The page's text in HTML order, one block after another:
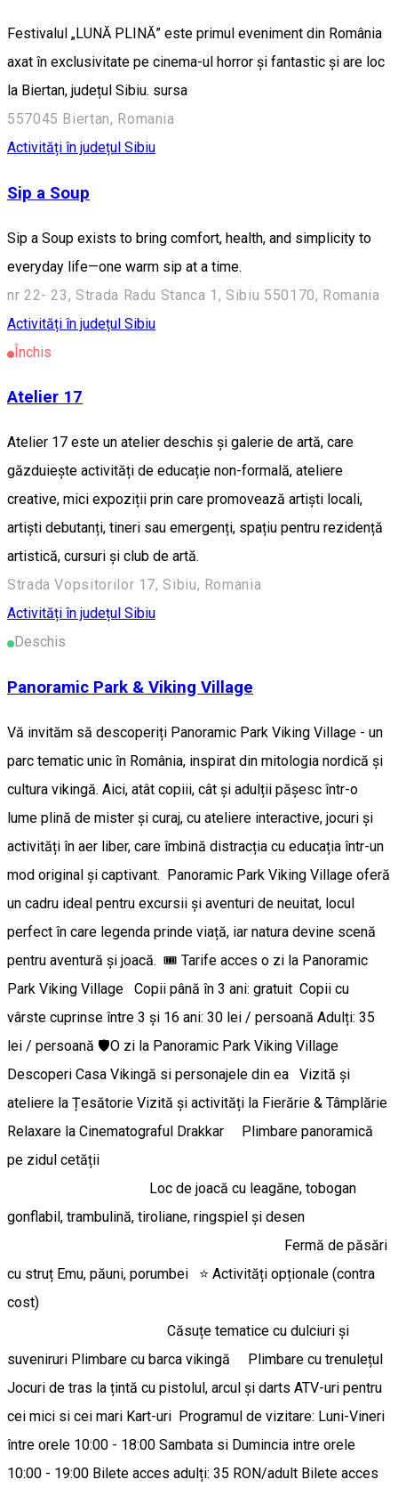
Festivalul „LUNĂ PLINĂ” este primul eveniment din România
axat în exclusivitate pe cinema-ul horror și fantastic și are loc
la Biertan, județul Sibiu. sursa
557045 Biertan, Romania
Activități în județul Sibiu
Sip a Soup
Sip a Soup exists to bring comfort, health, and simplicity to
everyday life—one warm sip at a time.
nr 22- 23, Strada Radu Stanca 1, Sibiu 550170, Romania
Activități în județul Sibiu
Închis
Atelier 17
Atelier 17 este un atelier deschis și galerie de artă, care
găzduiește activități de educație non-formală, ateliere
creative, mici expoziții prin care promovează artiști locali,
artiști debutanți, tineri sau emergenți, spațiu pentru rezidență
artistică, cursuri și club de artă.
Strada Vopsitorilor 17, Sibiu, Romania
Activități în județul Sibiu
Deschis
Panoramic Park & Viking Village
Vă invităm să descoperiți Panoramic Park Viking Village - un
parc tematic unic în România, inspirat din mitologia nordică și
cultura vikingă. Aici, atât copiii, cât și adulții pășesc într-o
lume plină de mister și curaj, cu ateliere interactive, jocuri și
activități în aer liber, care îmbină distracția cu educația într-un
mod original și captivant. Panoramic Park Viking Village oferă
un cadru ideal pentru excursii și aventuri de neuitat, locul
perfect în care legenda prinde viață, iar natura devine scenă
pentru aventură și joacă. 🎟️ Tarife acces o zi la Panoramic
Park Viking Village Copii până în 3 ani: gratuit Copii cu
vârste cuprinse între 3 și 16 ani: 30 lei / persoană Adulți: 35
lei / persoană 🛡️O zi la Panoramic Park Viking Village
Descoperi Casa Vikingă si personajele din ea Vizită și
ateliere la Țesătorie Vizită și activități la Fierărie & Tâmplărie
Relaxare la Cinematograful Drakkar Plimbare panoramică
pe zidul cetății
Loc de joacă cu leagăne, tobogan
gonflabil, trambulină, tiroliane, ringspiel și desen
Fermă de păsări
cu struț Emu, păuni, porumbei ⭐ Activități opționale (contra
cost)
Căsuțe tematice cu dulciuri și
suveniruri Plimbare cu barca vikingă Plimbare cu trenulețul
Jocuri de tras la țintă cu pistolul, arcul și darts ATV-uri pentru
cei mici si cei mari Kart-uri Programul de vizitare: Luni-Vineri
între orele 10:00 - 18:00 Sambata si Dumincia intre orele
10:00 - 19:00 Bilete acces adulți: 35 RON/adult Bilete acces